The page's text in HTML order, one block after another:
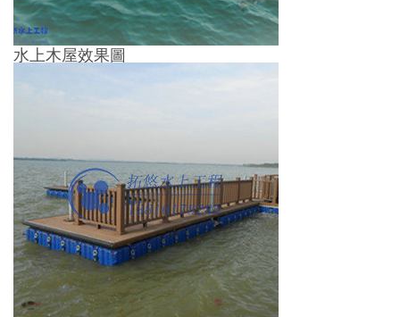
水上木屋效果圖